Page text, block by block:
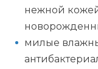
нежной
милые